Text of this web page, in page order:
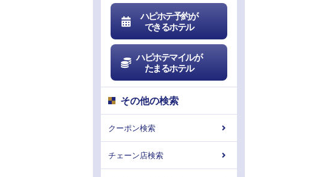
ハピホテ予約が
できるホテル
ハピホテマイルが
たまるホテル
その他の検索
クーポン検索
チェーン店検索